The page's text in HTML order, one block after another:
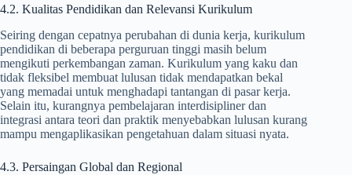
4.2. Kualitas Pendidikan dan Relevansi Kurikulum
Seiring dengan cepatnya perubahan di dunia kerja, kurikulum
pendidikan di beberapa perguruan tinggi masih belum
mengikuti perkembangan zaman. Kurikulum yang kaku dan
tidak fleksibel membuat lulusan tidak mendapatkan bekal
yang memadai untuk menghadapi tantangan di pasar kerja.
Selain itu, kurangnya pembelajaran interdisipliner dan
integrasi antara teori dan praktik menyebabkan lulusan kurang
mampu mengaplikasikan pengetahuan dalam situasi nyata.
4.3. Persaingan Global dan Regional